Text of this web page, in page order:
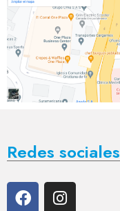
Redes sociales